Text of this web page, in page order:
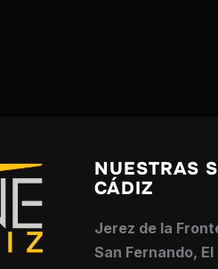
NUESTRAS
CÁDIZ
Jerez de la
San Fernando,